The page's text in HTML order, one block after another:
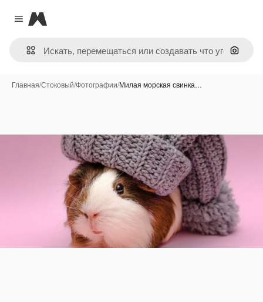
Close menu
Magnific
Поиск
Главная/Стоковый/Фотографии/Милая морская свинка…